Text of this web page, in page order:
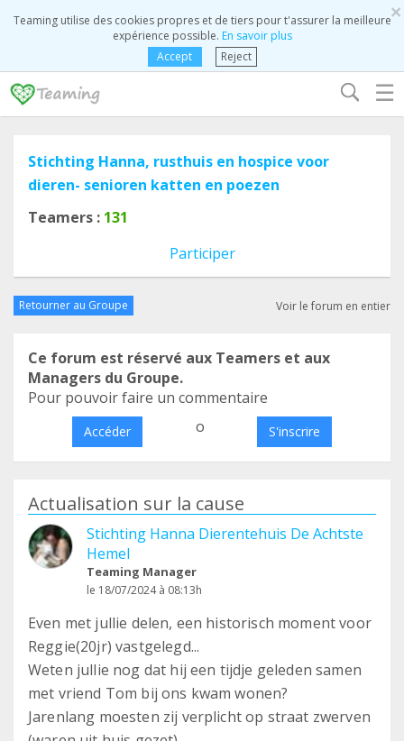
×
Teaming utilise des cookies propres et de tiers pour t'assurer la meilleure
expérience possible. En savoir plus
Accept
Reject
☰
Stichting Hanna, rusthuis en hospice voor
dieren- senioren katten en poezen
Teamers : 131
Participer
Retourner au Groupe Voir le forum en entier
Ce forum est réservé aux Teamers et aux
Managers du Groupe.
Pour pouvoir faire un commentaire
Accéder o S'inscrire
Actualisation sur la cause
Stichting Hanna Dierentehuis De Achtste
Hemel
Teaming Manager
le 18/07/2024 à 08:13h
Even met jullie delen, een historisch moment voor
Reggie(20jr) vastgelegd...
Weten jullie nog dat hij een tijdje geleden samen
met vriend Tom bij ons kwam wonen?
Jarenlang moesten zij verplicht op straat zwerven